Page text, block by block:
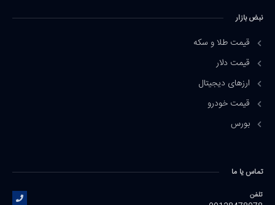
نبض بازار
قیمت طلا و سکه
قیمت دلار
ارزهای دیجیتال
قیمت خودرو
بورس
تماس یا ما
تلفن